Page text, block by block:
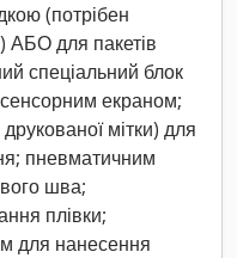
(потрібен
АБО для пакетів
спеціальний блок
екраном;
мітки) для
пневматичним
шва;
плівки;
для нанесення